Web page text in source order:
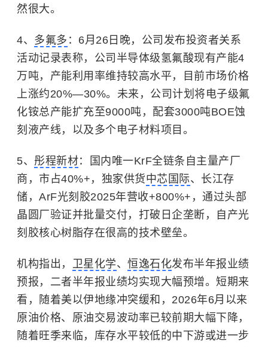
然很大。
4、 多氟多 ：6月26日晚，公司发布投资者关系
活动记录表称，公司半导体级氢氟酸现有产能4
万吨，产能利用率维持较高水平，目前市场价格
上涨约20%—30%。未来，公司计划将电子级氟
化铵总产能扩充至9000吨，配套3000吨BOE蚀
刻液产线，以及多个电子材料项目。
5、 彤程新材：国内唯一KrF全链条自主量产厂
商，市占40%+，独家供货中芯国际、长江存
储，ArF光刻胶2025年营收+800%+，通过头部
晶圆厂验证并批量交付，打破日企垄断，自产光
刻胶核心树脂存在很高的技术壁垒。
机构指出， 卫星化学、 恒逸石化发布半年报业绩
预报，二者半年报业绩均实现大幅预增。短期来
看，随着美以伊地缘冲突缓和，2026年6月以来
原油价格、原油交易波动率已较前期大幅下降，
随着旺季来临，库存水平较低的中下游或进一步